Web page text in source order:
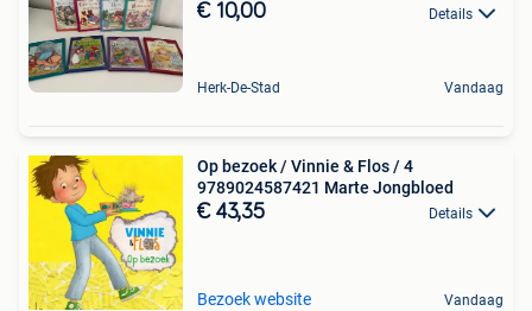
€ 10,00 Details
Herk-De-Stad Vandaag
Op bezoek / Vinnie & Flos / 4
9789024587421 Marte Jongbloed
€ 43,35 Details
Bezoek website Vandaag